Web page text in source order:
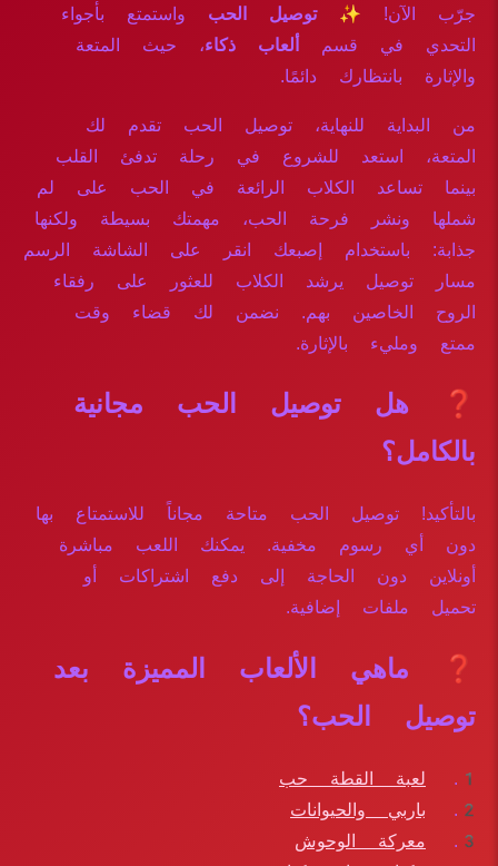
جرّب الآن! ✨ توصيل الحب واستمتع بأجواء
التحدي في قسم
ألعاب ذكاء، حيث المتعة
والإثارة بانتظارك دائمًا.
من البداية للنهاية، توصيل الحب تقدم لك
المتعة، استعد للشروع في رحلة تدفئ القلب
بينما تساعد الكلاب الرائعة في الحب على لم
شملها ونشر فرحة الحب، مهمتك بسيطة ولكنها
جذابة: باستخدام إصبعك انقر على الشاشة الرسم
مسار توصيل يرشد الكلاب للعثور على رفقاء
الروح الخاصين بهم. نضمن لك قضاء وقت
ممتع ومليء بالإثارة.
❓ هل توصيل الحب مجانية
بالكامل؟
بالتأكيد! توصيل الحب متاحة مجاناً للاستمتاع بها
دون أي رسوم مخفية. يمكنك اللعب مباشرة
أونلاين دون الحاجة إلى دفع اشتراكات أو
تحميل ملفات إضافية.
❓ ماهي الألعاب المميزة بعد
توصيل الحب؟
لعبة القطة حب
باربي والحيوانات
معركة الوحوش